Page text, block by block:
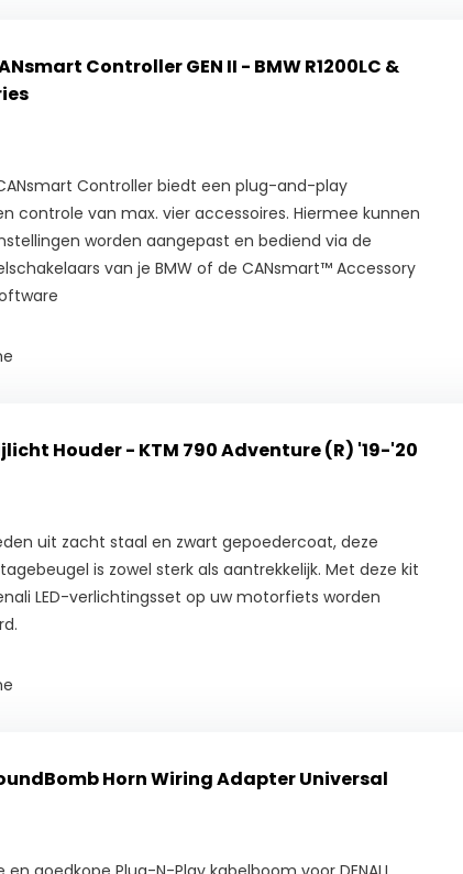
Controller GEN II - BMW R1200LC &
CANsmart Controller biedt een plug-and-play
controle van max. vier accessoires. Hiermee kunnen
worden aangepast en bediend via de
van je BMW of de CANsmart™ Accessory
Houder - KTM 790 Adventure (R) '19-'20
uit zacht staal en zwart gepoedercoat, deze
is zowel sterk als aantrekkelijk. Met deze kit
LED-verlichtingsset op uw motorfiets worden
Horn Wiring Adapter Universal